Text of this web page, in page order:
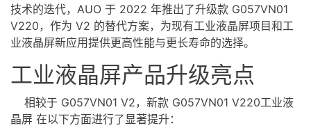
技术的迭代，AUO 于 2022 年推出了升级款 G057VN01
V220，作为 V2 的替代方案，为现有工业液晶屏项目和工
业液晶屏新应用提供更高性能与更长寿命的选择。
工业液晶屏产品升级亮点
相较于 G057VN01 V2，新款 G057VN01 V220工业液
晶屏 在以下方面进行了显著提升：